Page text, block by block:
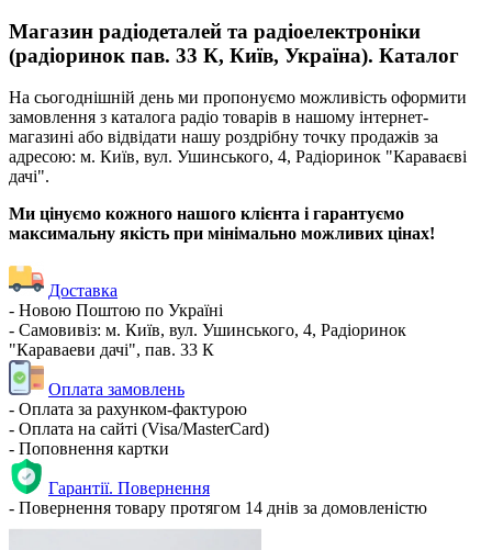
Магазин радіодеталей та радіоелектроніки
(радіоринок пав. 33 К, Київ, Україна). Каталог
На сьогоднішній день ми пропонуємо можливість оформити
замовлення з каталога радіо товарів в нашому інтернет-
магазині або відвідати нашу роздрібну точку продажів за
адресою: м. Київ, вул. Ушинського, 4, Радіоринок "Караваєві
дачі".
Ми цінуємо кожного нашого клієнта і гарантуємо
максимальну якість при мінімально можливих цінах!
Доставка
- Новою Поштою по Україні
- Самовивіз: м. Київ, вул. Ушинського, 4, Радіоринок
"Караваеви дачі", пав. 33 К
Оплата замовлень
- Оплата за рахунком-фактурою
- Оплата на сайті (Visa/MasterCard)
- Поповнення картки
Гарантії. Повернення
- Повернення товару протягом 14 днів за домовленістю